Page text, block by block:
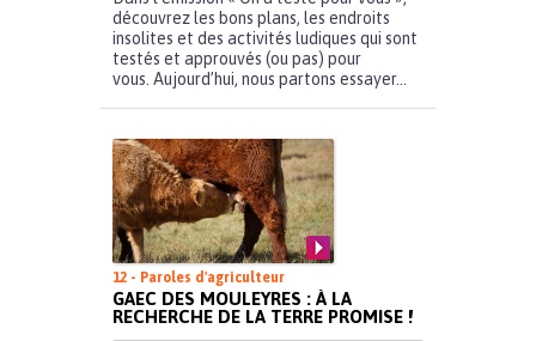
découvrez les bons plans, les endroits
insolites et des activités ludiques qui sont
testés et approuvés (ou pas) pour
vous. Aujourd’hui, nous partons essayer...
12 - Paroles d'agriculteur
GAEC DES MOULEYRES : À LA
RECHERCHE DE LA TERRE PROMISE !